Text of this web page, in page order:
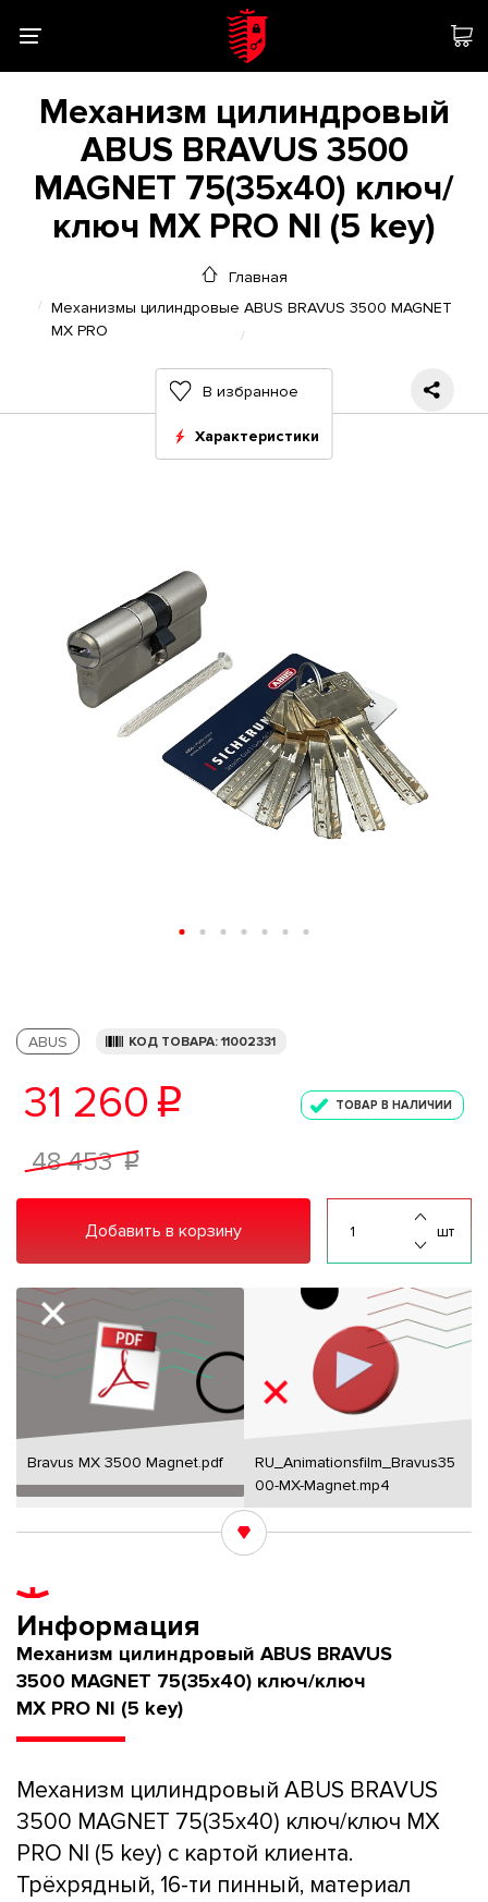
Механизм цилиндровый
ABUS BRAVUS 3500
MAGNET 75(35x40) ключ/
ключ MX PRO NI (5 key)
Главная
Механизмы цилиндровые ABUS BRAVUS 3500 MAGNET
MX PRO
В избранное
Характеристики
ABUS КОД ТОВАРА: 11002331
31 260 p ТОВАР В НАЛИЧИИ
48 453 p
Добавить в корзину шт
Bravus MX 3500 Magnet.pdf
RU_Animationsfilm_Bravus35
00-MX-Magnet.mp4
Информация
Механизм цилиндровый ABUS BRAVUS
3500 MAGNET 75(35x40) ключ/ключ
MX PRO NI (5 key)
Механизм цилиндровый ABUS BRAVUS
3500 MAGNET 75(35x40) ключ/ключ MX
PRO NI (5 key) с картой клиента.
Трёхрядный, 16-ти пинный, материал